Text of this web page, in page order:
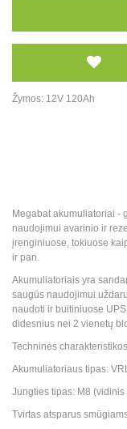
Žymos: 12V 120Ah
Megabat akumuliatoriai -
naudojimui avarinio ir
įrenginiuose, tokiuose
ir pan.
Akumuliatoriais yra
saugūs naudojimui
naudoti ir buitiniuose
didesnius nei 2 vienetų
Techninės
Akumuliatoriaus tipas:
Jungties tipas: M8
Tvirtas atsparus